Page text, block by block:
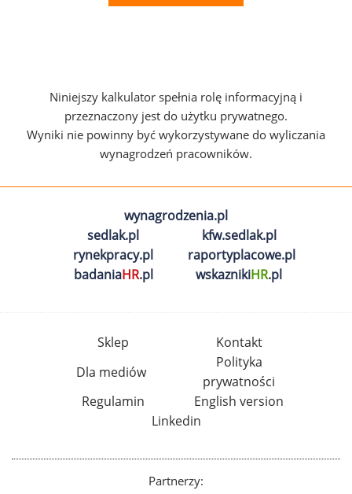
Niniejszy kalkulator spełnia rolę informacyjną i
przeznaczony jest do użytku prywatnego.
Wyniki nie powinny być wykorzystywane do wyliczania
wynagrodzeń pracowników.
wynagrodzenia.pl
sedlak.pl
kfw.sedlak.pl
rynekpracy.pl
raportyplacowe.pl
badaniaHR.pl wskaznikiHR.pl
Sklep
Kontakt
Dla mediów
Polityka
prywatności
Regulamin
English version
Linkedin
Partnerzy: